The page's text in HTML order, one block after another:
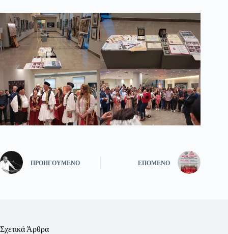
ΠΡΟΗΓΟΎΜΕΝΟ ΕΠΌΜΕΝΟ
Σχετικά Άρθρα